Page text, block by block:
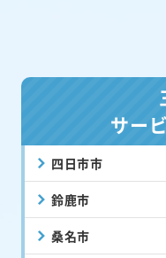
サー
四日市市
鈴鹿市